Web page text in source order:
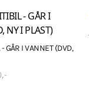
GÅR I VANNET (DVD,
,-